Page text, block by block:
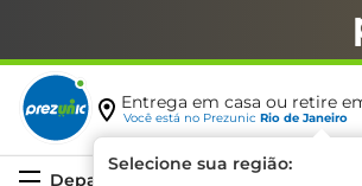
Entrega em casa ou retire
Você está no Prezunic Rio de Janeiro
Selecione sua região: